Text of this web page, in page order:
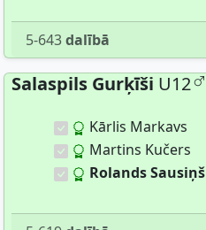
5-643dalībā
Salaspils Gurķīši U12
Kārlis Markavs
Martins Kučers
Rolands Sausiņš